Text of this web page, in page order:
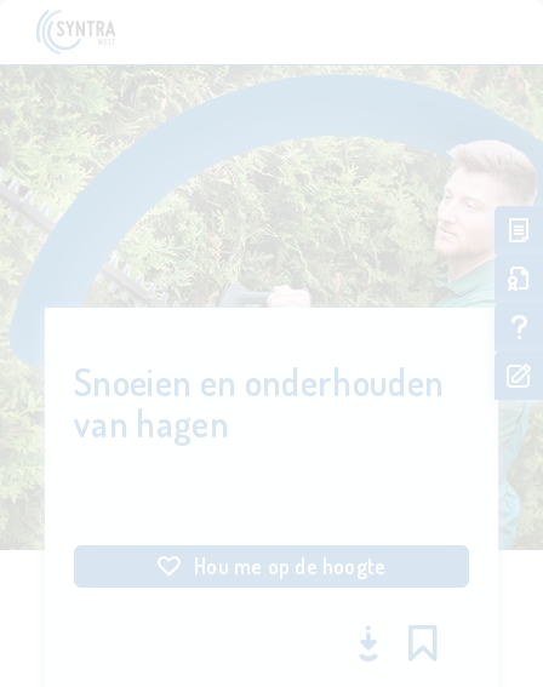
Snoeien en onderhouden
van hagen
Hou me op de hoogte